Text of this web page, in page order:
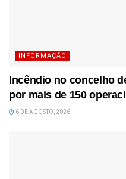
INFORMAÇÃO
Incêndio no concelho
por mais de 150
6 DE AGOSTO, 2026